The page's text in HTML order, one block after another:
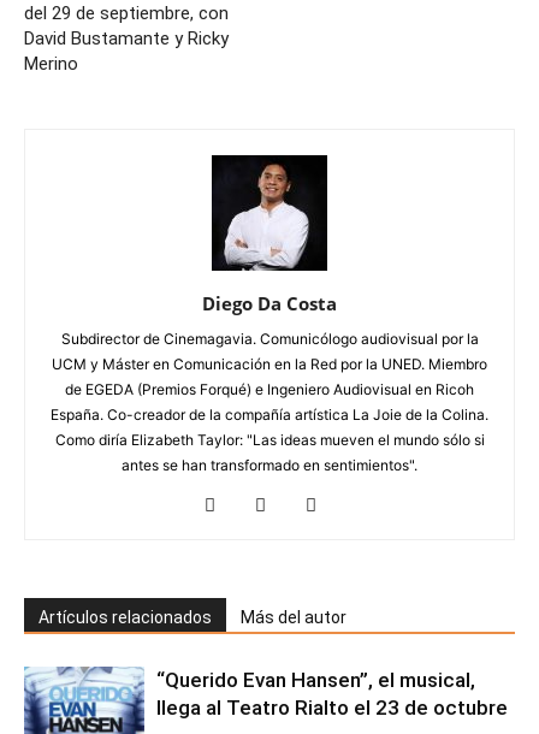
del 29 de septiembre, con
David Bustamante y Ricky
Merino
Diego Da Costa
Subdirector de Cinemagavia. Comunicólogo audiovisual por la
UCM y Máster en Comunicación en la Red por la UNED. Miembro
de EGEDA (Premios Forqué) e Ingeniero Audiovisual en Ricoh
España. Co-creador de la compañía artística La Joie de la Colina.
Como diría Elizabeth Taylor: "Las ideas mueven el mundo sólo si
antes se han transformado en sentimientos".
Artículos relacionados Más del autor
“Querido Evan Hansen”, el musical,
llega al Teatro Rialto el 23 de octubre